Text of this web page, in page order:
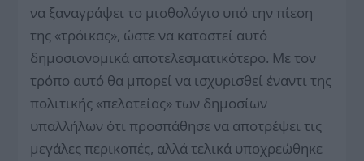
να ξαναγράψει το μισθολόγιο υπό την πίεση
της «τρόικας», ώστε να καταστεί αυτό
δημοσιονομικά αποτελεσματικότερο. Με τον
τρόπο αυτό θα μπορεί να ισχυρισθεί έναντι της
πολιτικής «πελατείας» των δημοσίων
υπαλλήλων ότι προσπάθησε να αποτρέψει τις
μεγάλες περικοπές, αλλά τελικά υποχρεώθηκε